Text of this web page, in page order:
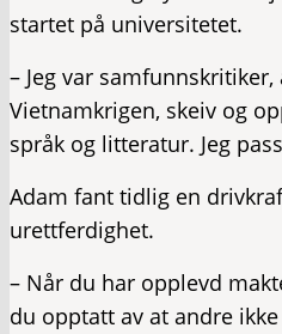
startet på universitetet.
– Jeg var
Vietnamkrigen, skeiv og
språk og litteratur. Jeg
Adam fant tidlig en
urettferdighet.
– Når du har opplevd
du opptatt av at andre